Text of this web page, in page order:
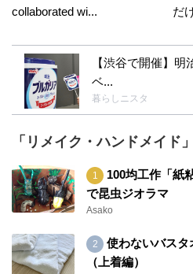
collaborated wi...
だ
【渋谷で開催】
ベ...
暮らしニスタ
「リメイク・ハンドメイド
100均工作「紙
で昆虫ジオラマ
Asako
使わないバス
（上着編）